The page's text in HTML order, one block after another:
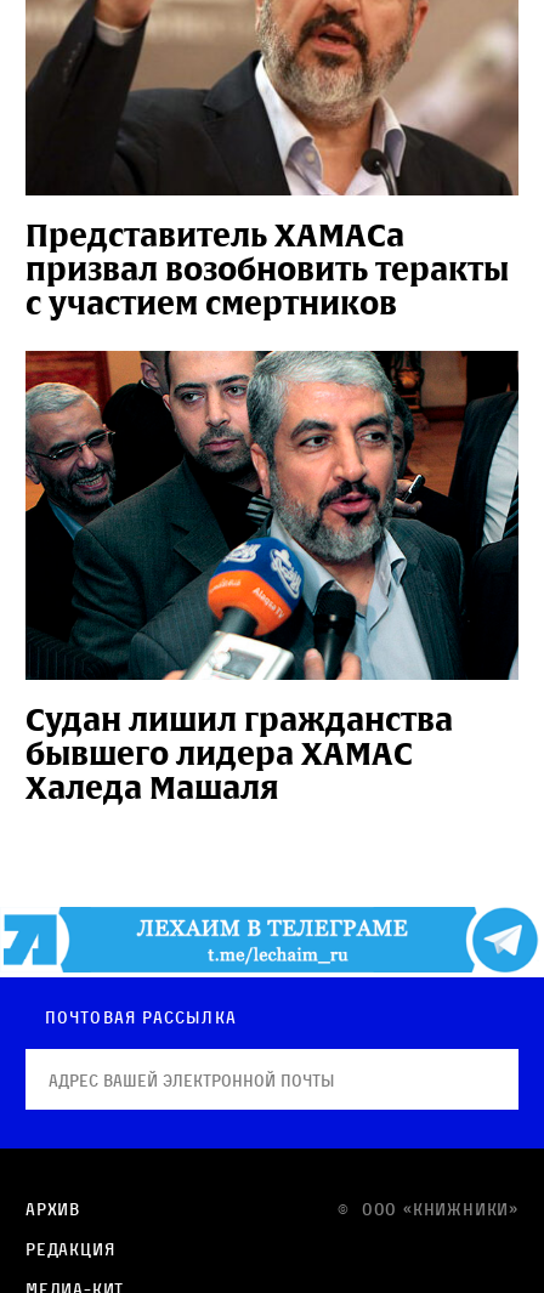
Представитель ХАМАСа
призвал возобновить теракты
с участием смертников
Судан лишил гражданства
бывшего лидера ХАМАС
Халеда Машаля
Почтовая рассылка
© OOO «КНИЖНИКИ»
Архив
Редакция
Медиа-кит